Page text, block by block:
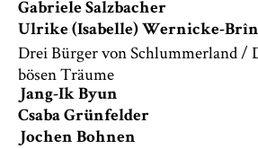
Gabriele Salzbacher
Ulrike (Isabelle) Wernicke-
Drei Bürger von Schlummerland /
bösen Träume
Jang-Ik Byun
Csaba Grünfelder
Jochen Bohnen